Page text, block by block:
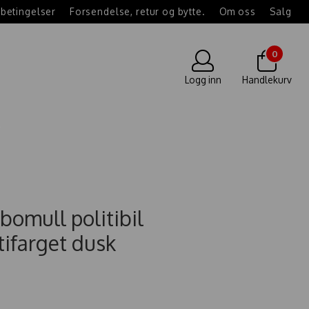
Forsendelse, retur og bytte. Om oss Salg
Logg inn
0
Handlekurv
politibil
dusk